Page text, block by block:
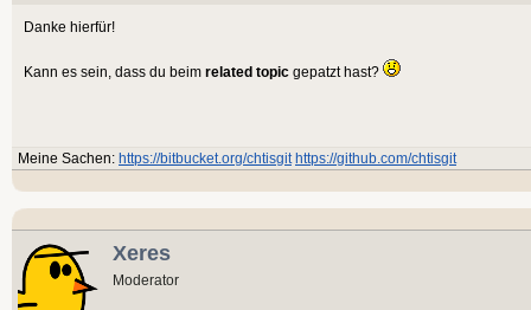
Danke hierfür!
Kann es sein, dass du beim related topic gepatzt hast?
Meine Sachen: https://bitbucket.org/chtisgit https://github.com/chtisgit
Xeres
Moderator